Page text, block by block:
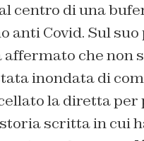
centro di una
anti Covid. Sul suo
affermato che non
inondata di
la diretta per
scritta in cui